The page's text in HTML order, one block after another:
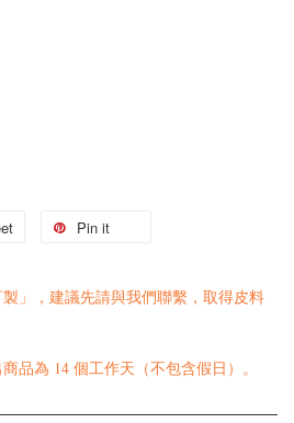
Pin it
」，建議先請與我們聯繫 ，取得皮料
品為 14 個工作天（不包含假日）。